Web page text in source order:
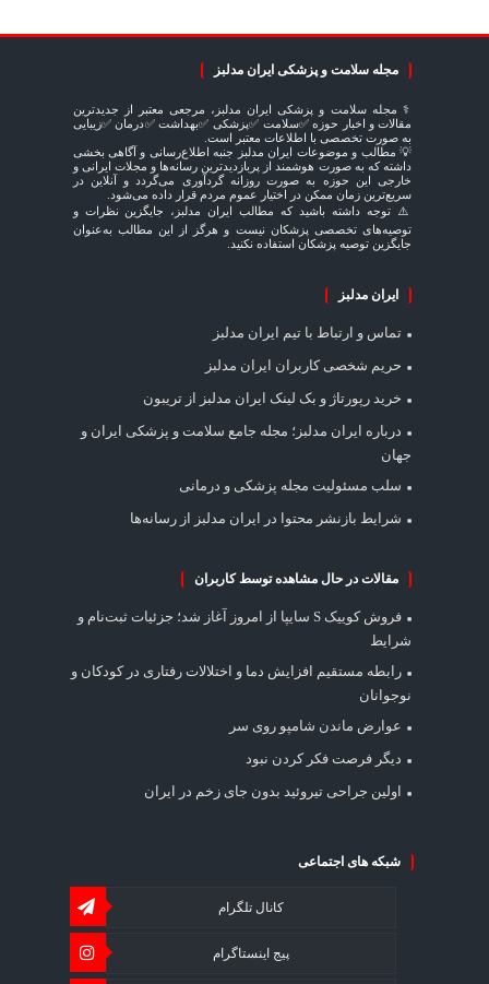
مجله سلامت و پزشکی ایران مدلبز
⚕️ مجله سلامت و پزشکی ایران مدلبز، مرجعی معتبر از جدیدترین
مقالات و اخبار حوزه ✅سلامت ✅پزشکی ✅بهداشت ✅درمان ✅زیبایی
به صورت تخصصی با اطلاعات معتبر است.
💡 مطالب و موضوعات ایران مدلبز جنبه اطلاع‌رسانی و آگاهی بخشی
داشته که به صورت هوشمند از پربازدیدترین رسانه‌ها و مجلات ایرانی و
خارجی این حوزه به صورت روزانه گردآوری می‌گردد و آنلاین در
سریع‌ترین زمان ممکن در اختیار عموم مردم قرار داده می‌شود.
⚠️ توجه داشته باشید که مطالب ایران مدلبز، جایگزین نظرات و
توصیه‌های تخصصی پزشکان نیست و هرگز از این مطالب به‌عنوان
جایگزین توصیه پزشکان استفاده نکنید.
ایران مدلبز
تماس و ارتباط با تیم ایران مدلبز
حریم شخصی کاربران ایران مدلبز
خرید رپورتاژ و بک لینک ایران مدلبز از تریبون
درباره ایران مدلبز؛ مجله جامع سلامت و پزشکی ایران و
جهان
سلب مسئولیت مجله پزشکی و درمانی
شرایط بازنشر محتوا در ایران مدلبز از رسانه‌ها
مقالات در حال مشاهده توسط کاربران
فروش کوییک S سایپا از امروز آغاز شد؛ جزئیات ثبت‌نام و
شرایط
رابطه مستقیم افزایش دما و اختلالات رفتاری در کودکان و
نوجوانان
عوارض ماندن شامپو روی سر
دیگر فرصت فکر کردن نبود
اولین جراحی تیروئید بدون جای زخم در ایران
شبکه های اجتماعی
کانال تلگرام
پیج اینستاگرام